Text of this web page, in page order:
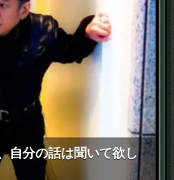
自分の話は聞いて欲し